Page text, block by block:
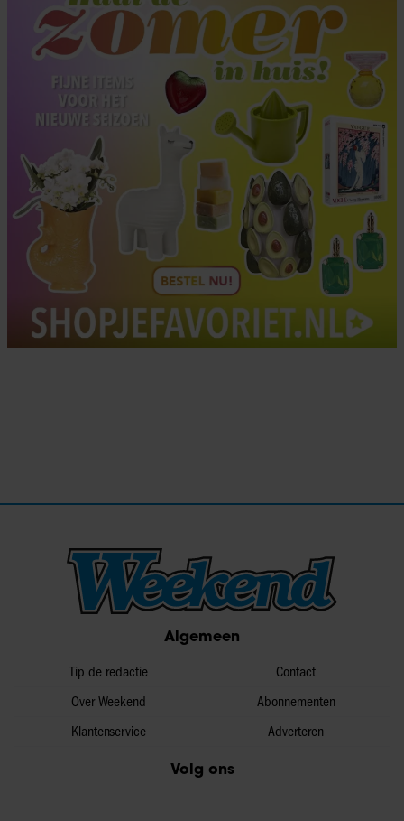
Algemeen
Tip de redactie
Over Weekend
Klantenservice
Contact
Abonnementen
Adverteren
Volg ons